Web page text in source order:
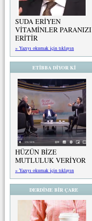
SUDA ERİYEN
VİTAMİNLER PARANIZI
ERİTİR
» Yazıyı okumak için tıklayın
ETİBBA DİYOR Kİ
HÜZÜN BİZE
MUTLULUK VERİYOR
» Yazıyı okumak için tıklayın
DERDİME BİR ÇARE